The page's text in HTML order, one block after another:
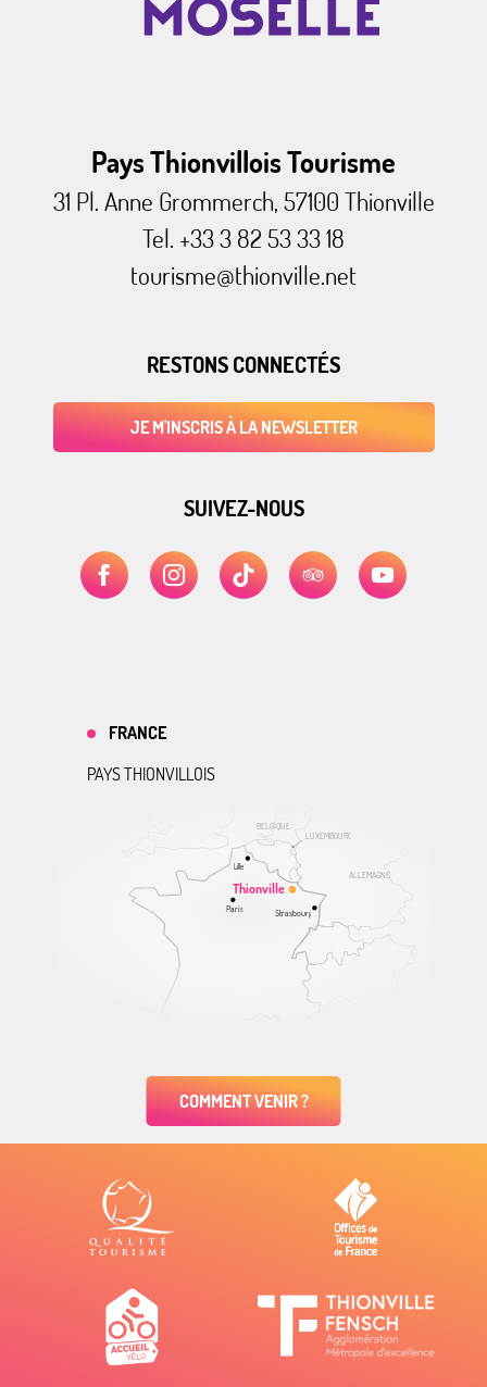
Pays Thionvillois Tourisme
31 Pl. Anne Grommerch, 57100 Thionville
Tel. +33 3 82 53 33 18
tourisme@thionville.net
RESTONS CONNECTÉS
JE M'INSCRIS À LA NEWSLETTER
SUIVEZ-NOUS
ALLEMAGNE
BELGIQUE
LUXEMBOURG
Thionville
Lille
Paris Strasbourg
FRANCE
PAYS THIONVILLOIS
COMMENT VENIR ?